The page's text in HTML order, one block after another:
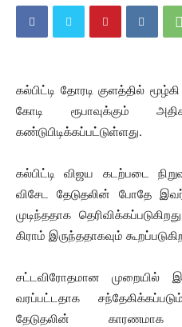
கல்பிட்டி தோரடி குளத்தில்
கோடி ரூபாவுக்கும்
கண்டுபிடிக்கப்பட்டுள்ளது.
கல்பிட்டி விஜய கடற்படை
விசேட தேடுதலின் போதே
முடிந்ததாக
கிராம் இருந்ததாகவும்
சட்டவிரோதமான முறையில்
வரப்பட்டதாக
தேடுதலின்